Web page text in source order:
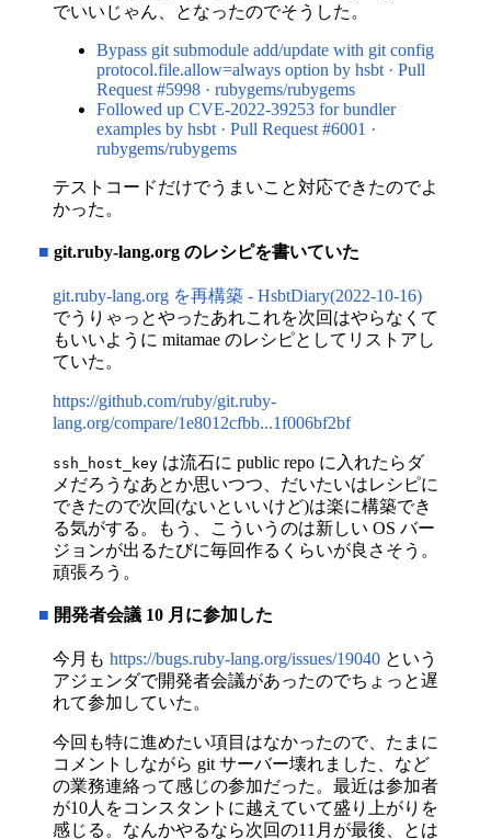
でいいじゃん、となったのでそうした。
Bypass git submodule add/update with git config
protocol.file.allow=always option by hsbt · Pull
Request #5998 · rubygems/rubygems
Followed up CVE-2022-39253 for bundler
examples by hsbt · Pull Request #6001 ·
rubygems/rubygems
テストコードだけでうまいこと対応できたのでよ
かった。
■ git.ruby-lang.org のレシピを書いていた
git.ruby-lang.org を再構築 - HsbtDiary(2022-10-16)
でうりゃっとやったあれこれを次回はやらなくて
もいいように mitamae のレシピとしてリストアし
ていた。
https://github.com/ruby/git.ruby-
lang.org/compare/1e8012cfbb...1f006bf2bf
ssh_host_key は流石に public repo に入れたらダ
メだろうなあとか思いつつ、だいたいはレシピに
できたので次回(ないといいけど)は楽に構築でき
る気がする。もう、こういうのは新しい OS バー
ジョンが出るたびに毎回作るくらいが良さそう。
頑張ろう。
■ 開発者会議 10 月に参加した
今月も https://bugs.ruby-lang.org/issues/19040 という
アジェンダで開発者会議があったのでちょっと遅
れて参加していた。
今回も特に進めたい項目はなかったので、たまに
コメントしながら git サーバー壊れました、など
の業務連絡って感じの参加だった。最近は参加者
が10人をコンスタントに越えていて盛り上がりを
感じる。なんかやるなら次回の11月が最後、とは